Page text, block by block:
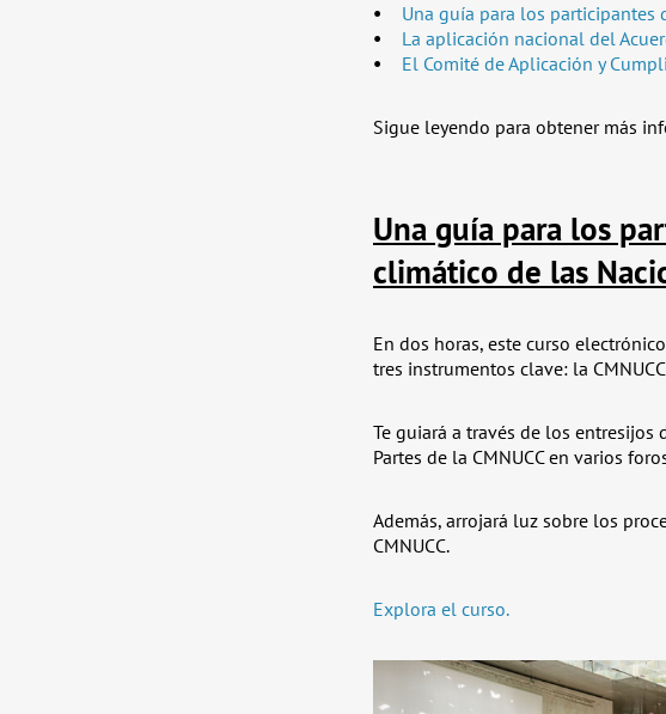
Una guía para los participantes
La aplicación nacional del
El Comité de Aplicación y
Sigue leyendo para obtener más
Una guía para los
climático de las
En dos horas, este curso
tres instrumentos clave: la
Te guiará a través de los entresijos
Partes de la CMNUCC en varios
Además, arrojará luz sobre los
CMNUCC.
Explora el curso.